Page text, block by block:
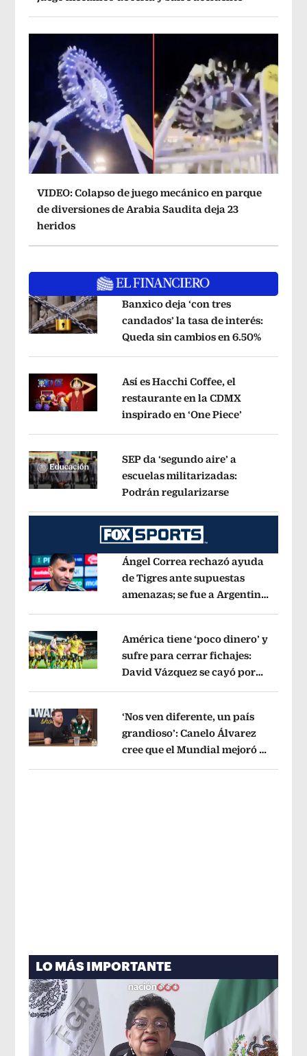
VIDEO: Colapso de juego mecánico en parque
de diversiones de Arabia Saudita deja 23
heridos
Opens in new window
Banxico deja ‘con tres
candados’ la tasa de interés:
Queda sin cambios en 6.50%Opens
Opens in new window
Así es Hacchi Coffee, el
restaurante en la CDMX
inspirado en ‘One Piece’
Opens in new window
SEP da ‘segundo aire’ a
escuelas militarizadas:
Podrán regularizarseOpens in new
Opens in new window
Ángel Correa rechazó ayuda
de Tigres ante supuestas
amenazas; se fue a Argentina
Opens in new window
América tiene ‘poco dinero’ y
sufre para cerrar fichajes:
David Vázquez se cayó por
Opens in new window
‘Nos ven diferente, un país
grandioso’: Canelo Álvarez
cree que el Mundial mejoró la
LO MÁS IMPORTANTE